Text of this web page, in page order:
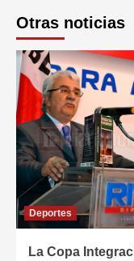
Otras noticias
Deportes
La Copa